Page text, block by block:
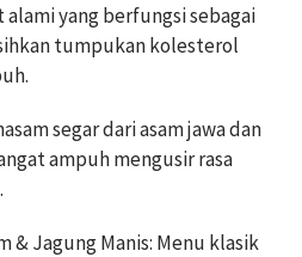
alami yang berfungsi sebagai
tumpukan kolesterol
segar dari asam jawa dan
ampuh mengusir rasa
& Jagung Manis: Menu klasik